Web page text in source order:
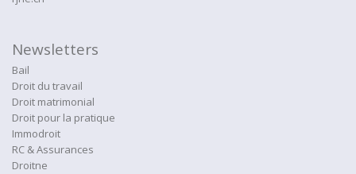
Newsletters
Bail
Droit du travail
Droit matrimonial
Droit pour la pratique
Immodroit
RC & Assurances
Droitne